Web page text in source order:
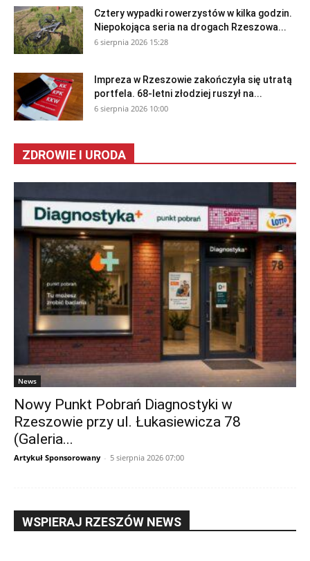
Cztery wypadki rowerzystów w kilka godzin.
Niepokojąca seria na drogach Rzeszowa...
6 sierpnia 2026 15:28
Impreza w Rzeszowie zakończyła się utratą
portfela. 68-letni złodziej ruszył na...
6 sierpnia 2026 10:00
ZDROWIE I URODA
News
Nowy Punkt Pobrań Diagnostyki w
Rzeszowie przy ul. Łukasiewicza 78
(Galeria...
Artykuł Sponsorowany - 5 sierpnia 2026 07:00
WSPIERAJ RZESZÓW NEWS